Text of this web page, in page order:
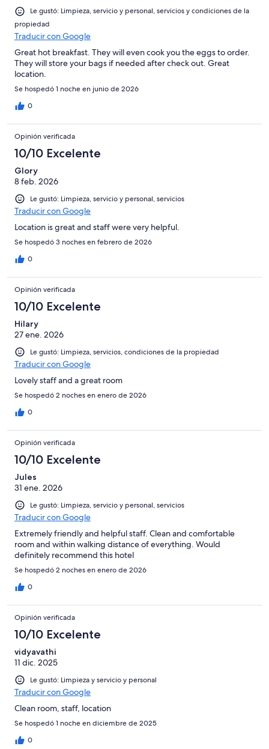
Le gustó: Limpieza, servicio y personal, servicios y condiciones de la
propiedad
Traducir con Google
Great hot breakfast. They will even cook you the eggs to order.
They will store your bags if needed after check out. Great
location.
Se hospedó 1 noche en junio de 2026
0
Opinión verificada
10/10 Excelente
Glory
8 feb. 2026
Le gustó: Limpieza, servicio y personal, servicios
Traducir con Google
Location is great and staff were very helpful.
Se hospedó 3 noches en febrero de 2026
0
Opinión verificada
10/10 Excelente
Hilary
27 ene. 2026
Le gustó: Limpieza, servicios, condiciones de la propiedad
Traducir con Google
Lovely staff and a great room
Se hospedó 2 noches en enero de 2026
0
Opinión verificada
10/10 Excelente
Jules
31 ene. 2026
Le gustó: Limpieza, servicio y personal, servicios
Traducir con Google
Extremely friendly and helpful staff. Clean and comfortable
room and within walking distance of everything. Would
definitely recommend this hotel
Se hospedó 2 noches en enero de 2026
0
Opinión verificada
10/10 Excelente
vidyavathi
11 dic. 2025
Le gustó: Limpieza y servicio y personal
Traducir con Google
Clean room, staff, location
Se hospedó 1 noche en diciembre de 2025
0